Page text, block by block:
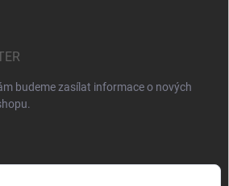
budeme zasílat informace o nových